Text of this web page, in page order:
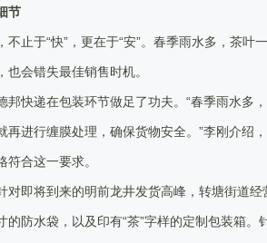
节
不止于“快”，更在于“安”。春季雨水多，茶
也会错失最佳销售时机。
邦快递在包装环节做足了功夫。“春季雨水多
再进行缠膜处理，确保货物安全。”李刚介绍
合这一要求。
对即将到来的明前龙井发货高峰，转塘街道
的防水袋，以及印有“茶”字样的定制包装箱